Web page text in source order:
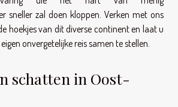
sneller zal doen kloppen. Verken met ons
hoekjes van dit diverse continent en laat u
onvergetelijke reis samen te stellen.
schatten in Oost-